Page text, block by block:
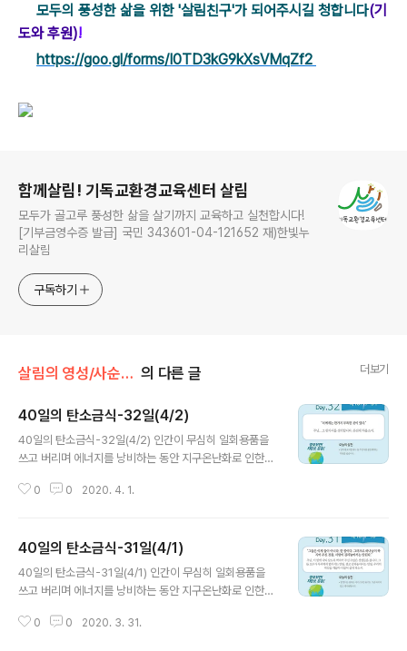
모두의 풍성한 삶을 위한 '살림친구'가 되어주시길 청합니다(기
도와 후원)!
https://goo.gl/forms/I0TD3kG9kXsVMqZf2
함께살림! 기독교환경교육센터 살림
모두가 골고루 풍성한 삶을 살기까지 교육하고 실천합시다!
[기부금영수증 발급] 국민 343601-04-121652 재)한빛누
리살림
구독하기
살림의 영성/사순절 탄소금식 묵상 의 다른 글 더보기
40일의 탄소금식-32일(4/2)
40일의 탄소금식-32일(4/2) 인간이 무심히 일회용품을
쓰고 버리며 에너지를 낭비하는 동안 지구온난화로 인한
다. 호주에서 5개월이 넘도록 이어졌던 대형 산불도, 이번
0 0 2020. 4. 1.
40일의 탄소금식-31일(4/1)
40일의 탄소금식-31일(4/1) 인간이 무심히 일회용품을
쓰고 버리며 에너지를 낭비하는 동안 지구온난화로 인한
다. 호주에서 5개월이 넘도록 이어졌던 대형 산불도, 이번
0 0 2020. 3. 31.